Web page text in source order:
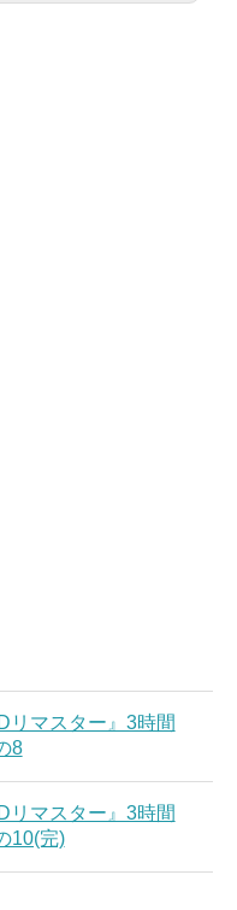
リマスター』3時間
8
リマスター』3時間
10(完)